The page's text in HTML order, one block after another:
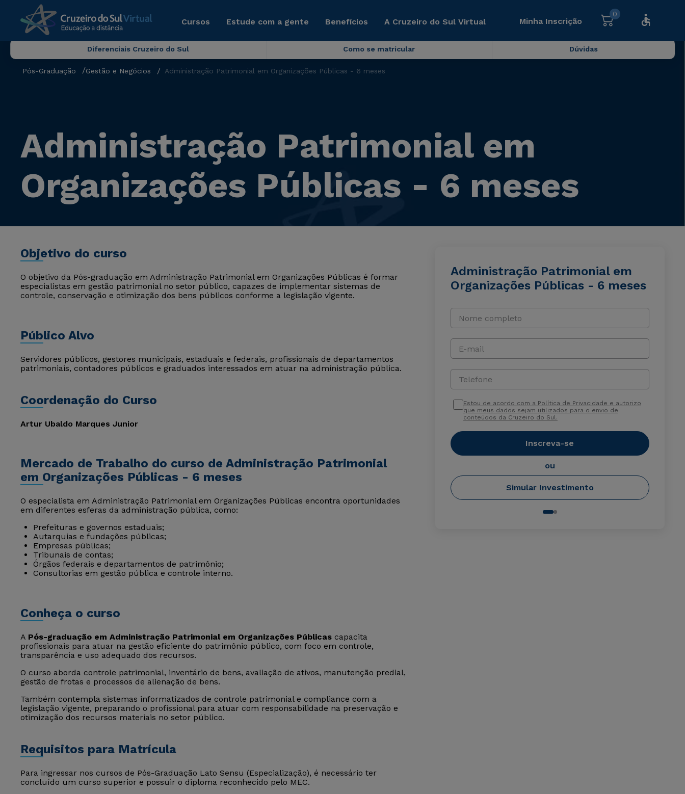
Cursos Estude com a gente Benefícios A Cruzeiro do Sul Virtual Minha Inscrição
0
Diferenciais Cruzeiro do Sul Como se matricular Dúvidas
Pós-Graduação Gestão e Negócios Administração Patrimonial em Organizações Públicas - 6 meses
Administração Patrimonial em
Organizações Públicas - 6 meses
Objetivo do curso
O objetivo da Pós-graduação em Administração Patrimonial em Organizações Públicas é formar
especialistas em gestão patrimonial no setor público, capazes de implementar sistemas de
controle, conservação e otimização dos bens públicos conforme a legislação vigente.
Público Alvo
Servidores públicos, gestores municipais, estaduais e federais, profissionais de departamentos
patrimoniais, contadores públicos e graduados interessados em atuar na administração pública.
Coordenação do Curso
Artur Ubaldo Marques Junior
Mercado de Trabalho do curso de Administração Patrimonial
em Organizações Públicas - 6 meses
O especialista em Administração Patrimonial em Organizações Públicas encontra oportunidades
em diferentes esferas da administração pública, como:
Prefeituras e governos estaduais;
Autarquias e fundações públicas;
Empresas públicas;
Tribunais de contas;
Órgãos federais e departamentos de patrimônio;
Consultorias em gestão pública e controle interno.
Conheça o curso
A Pós-graduação em Administração Patrimonial em Organizações Públicas capacita
profissionais para atuar na gestão eficiente do patrimônio público, com foco em controle,
transparência e uso adequado dos recursos.
O curso aborda controle patrimonial, inventário de bens, avaliação de ativos, manutenção predial,
gestão de frotas e processos de alienação de bens.
Também contempla sistemas informatizados de controle patrimonial e compliance com a
legislação vigente, preparando o profissional para atuar com responsabilidade na preservação e
otimização dos recursos materiais no setor público.
Requisitos para Matrícula
Para ingressar nos cursos de Pós-Graduação Lato Sensu (Especialização), é necessário ter
concluído um curso superior e possuir o diploma reconhecido pelo MEC.
Administração Patrimonial em
Organizações Públicas - 6 meses
Nome completo
E-mail
Telefone
Estou de acordo com a Política de Privacidade e autorizo
que meus dados sejam utilizados para o envio de
conteúdos da Cruzeiro do Sul.
Inscreva-se
ou
Simular Investimento